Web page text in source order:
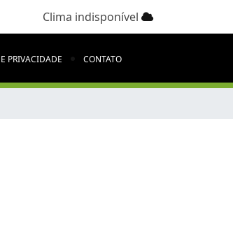
Clima indisponível
PRIVACIDADE CONTATO